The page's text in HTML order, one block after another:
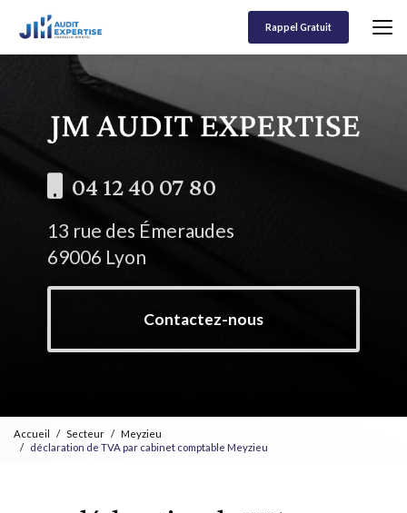
contenu
Rappel Gratuit
04 12 40 07 80
13 rue des Émeraudes
69006 Lyon
Contactez-nous
Accueil Secteur
Meyzieu
déclaration de TVA par cabinet comptable Meyzieu